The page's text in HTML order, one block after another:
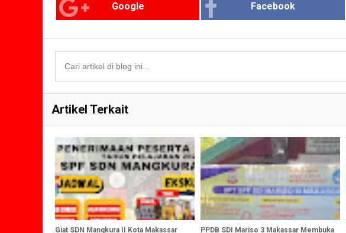
Google Facebook
Artikel Terkait
Giat SDN Mangkura II Kota Makassar PPDB SDI Mariso 3 Makassar Membuka